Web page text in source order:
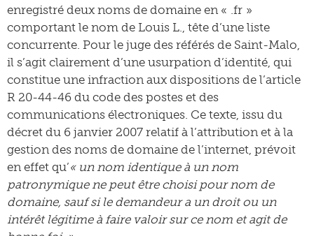
enregistré deux noms de domaine en « .fr »
comportant le nom de Louis L., tête d’une liste
concurrente. Pour le juge des référés de Saint-Malo,
il s’agit clairement d’une usurpation d’identité, qui
constitue une infraction aux dispositions de l’article
R 20-44-46 du code des postes et des
communications électroniques. Ce texte, issu du
décret du 6 janvier 2007 relatif à l’attribution et à la
gestion des noms de domaine de l’internet, prévoit
en effet qu’« un nom identique à un nom
patronymique ne peut être choisi pour nom de
domaine, sauf si le demandeur a un droit ou un
intérêt légitime à faire valoir sur ce nom et agit de